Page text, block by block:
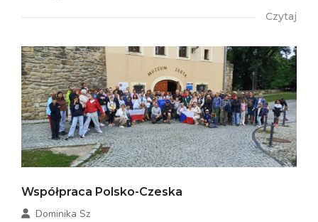
Czytaj
Współpraca Polsko-Czeska
Dominika Sz